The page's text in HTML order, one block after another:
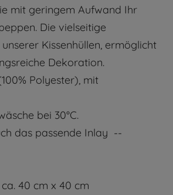
mit geringem Aufwand Ihr
Die vielseitige
Kissenhüllen, ermöglicht
Dekoration.
Polyester), mit
bei 30°C.
das passende Inlay --
ca. 40 cm x 40 cm